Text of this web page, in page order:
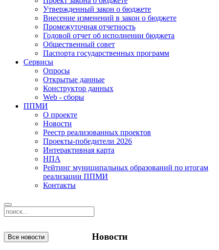
Утвержденный закон о бюджете
Внесение изменений в закон о бюджете
Промежуточная отчетность
Годовой отчет об исполнении бюджета
Общественный совет
Паспорта государственных программ
Сервисы
Опросы
Открытые данные
Конструктор данных
Web - сборы
ППМИ
О проекте
Новости
Реестр реализованных проектов
Проекты-победители 2026
Интерактивная карта
НПА
Рейтинг муниципальных образований по итогам
реализации ППМИ
Контакты
Новости
Все новости